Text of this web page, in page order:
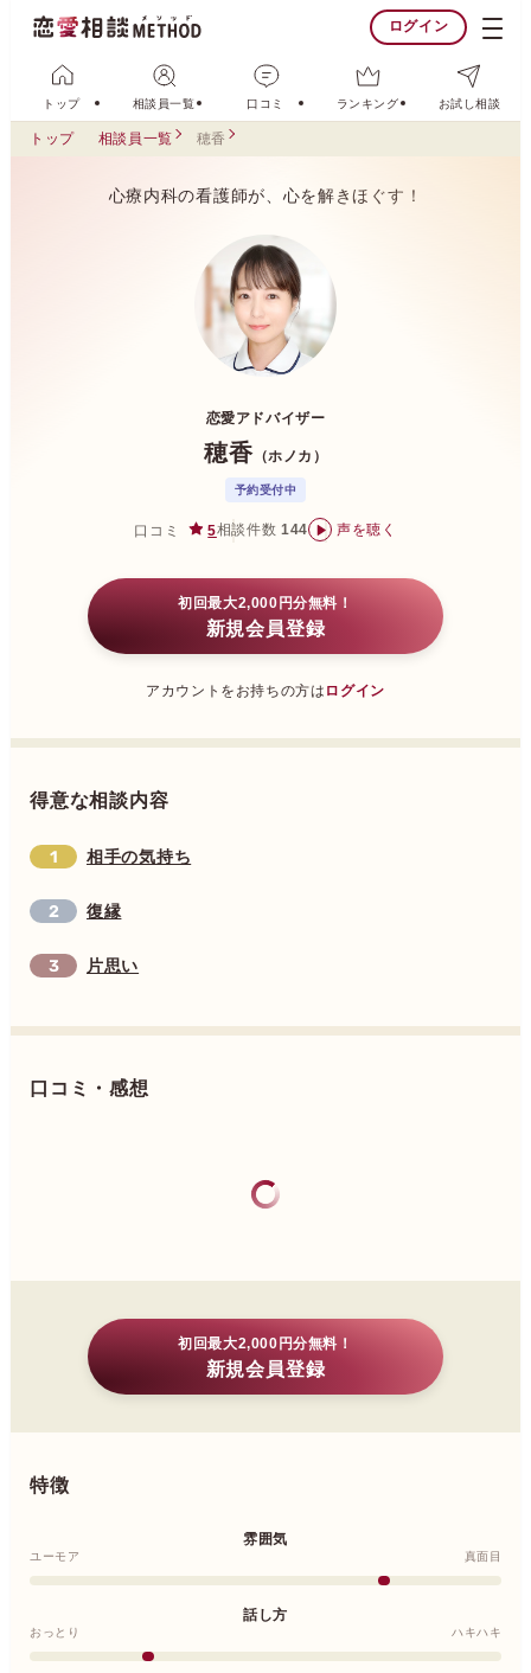
ログイン
トップ 相談員一覧 口コミ ランキング お試し相談
トップ 相談員一覧 穂香
心療内科の看護師が、心を解きほぐす！
恋愛アドバイザー
穂香（ホノカ）
予約受付中
口コミ 5相談件数 144 声を聴く
初回最大2,000円分無料！
新規会員登録
アカウントをお持ちの方は ログイン
得意な相談内容
相手の気持ち
復縁
片思い
口コミ・感想
初回最大2,000円分無料！
新規会員登録
特徴
雰囲気
ユーモア 真面目
話し方
おっとり ハキハキ